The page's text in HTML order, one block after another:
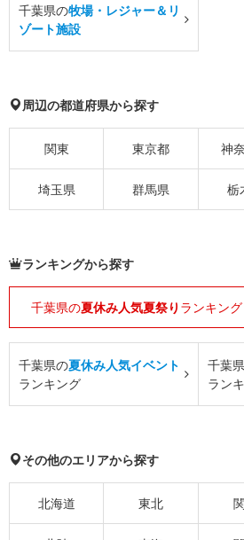
千葉県の牧場・レジャー＆リ
ゾート施設
周辺の都道府県から探す
関東 東京都 神
埼玉県 群馬県 栃
ランキングから探す
千葉県の夏休み人気夏祭り ランキング
千葉県の夏休み人気イベント
ランキング
千葉
ラン
その他のエリアから探す
北海道 東北